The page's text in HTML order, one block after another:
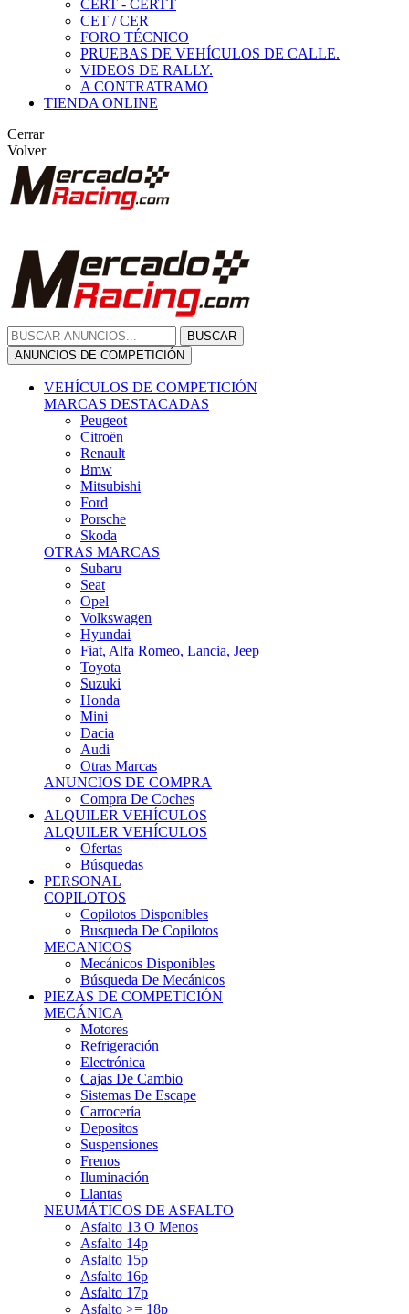
CERT - CERTT
CET / CER
FORO TÉCNICO
PRUEBAS DE VEHÍCULOS DE CALLE.
VIDEOS DE RALLY.
A CONTRATRAMO
TIENDA ONLINE
Cerrar
Volver
BUSCAR
ANUNCIOS DE COMPETICIÓN
VEHÍCULOS DE COMPETICIÓN
MARCAS DESTACADAS
Peugeot
Citroën
Renault
Bmw
Mitsubishi
Ford
Porsche
Skoda
OTRAS MARCAS
Subaru
Seat
Opel
Volkswagen
Hyundai
Fiat, Alfa Romeo, Lancia, Jeep
Toyota
Suzuki
Honda
Mini
Dacia
Audi
Otras Marcas
ANUNCIOS DE COMPRA
Compra De Coches
ALQUILER VEHÍCULOS
ALQUILER VEHÍCULOS
Ofertas
Búsquedas
PERSONAL
COPILOTOS
Copilotos Disponibles
Busqueda De Copilotos
MECANICOS
Mecánicos Disponibles
Búsqueda De Mecánicos
PIEZAS DE COMPETICIÓN
MECÁNICA
Motores
Refrigeración
Electrónica
Cajas De Cambio
Sistemas De Escape
Carrocería
Depositos
Suspensiones
Frenos
Iluminación
Llantas
NEUMÁTICOS DE ASFALTO
Asfalto 13 O Menos
Asfalto 14p
Asfalto 15p
Asfalto 16p
Asfalto 17p
Asfalto >= 18p
NEUMÁTICOS DE TIERRA